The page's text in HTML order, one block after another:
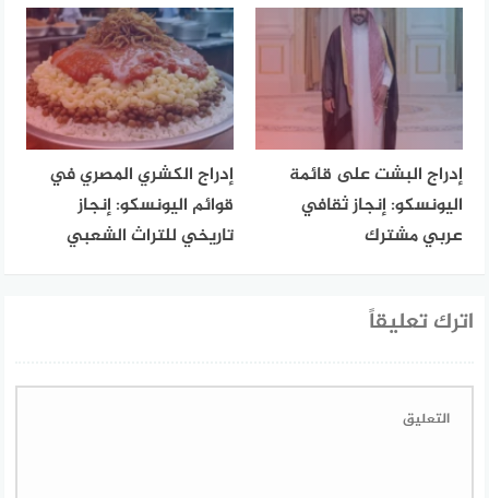
إدراج البشت على قائمة
اليونسكو: إنجاز ثقافي
عربي مشترك
إدراج الكشري المصري في
قوائم اليونسكو: إنجاز
تاريخي للتراث الشعبي
اترك تعليقاً